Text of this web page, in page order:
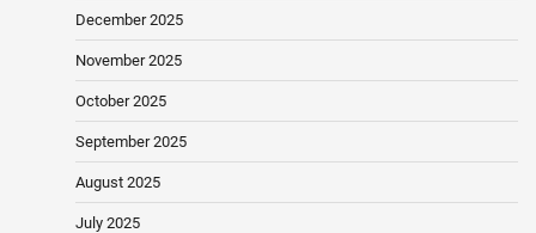
December 2025
November 2025
October 2025
September 2025
August 2025
July 2025